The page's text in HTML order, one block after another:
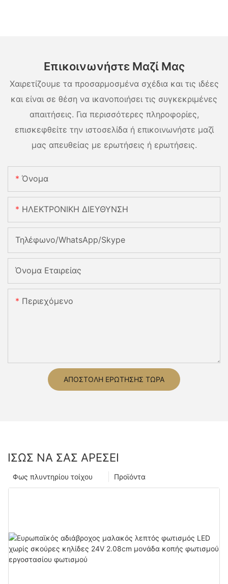
Επικοινωνήστε Μαζί Μας
Χαιρετίζουμε τα προσαρμοσμένα σχέδια και τις ιδέες
και είναι σε θέση να ικανοποιήσει τις συγκεκριμένες
απαιτήσεις. Για περισσότερες πληροφορίες,
επισκεφθείτε την ιστοσελίδα ή επικοινωνήστε μαζί
μας απευθείας με ερωτήσεις ή ερωτήσεις.
Όνομα
ΗΛΕΚΤΡΟΝΙΚΗ ΔΙΕΥΘΥΝΣΗ
Τηλέφωνο/WhatsApp/Skype
Όνομα Εταιρείας
Περιεχόμενο
ΑΠΟΣΤΟΛΉ ΕΡΏΤΗΣΗΣ ΤΏΡΑ
ΊΣΩΣ ΝΑ ΣΑΣ ΑΡΈΣΕΙ
Προϊόντα
Φως πλυντηρίου τοίχου